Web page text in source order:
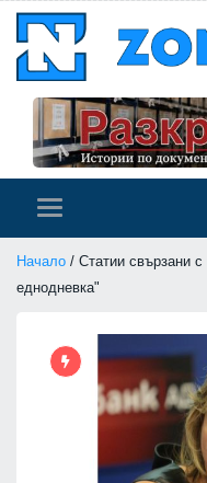
Начало / Статии свързани
еднодневка"